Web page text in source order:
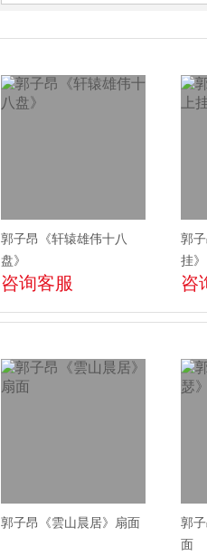
郭子昂《轩辕雄伟十八
盘》
咨询客服
郭
挂》
咨
郭子昂《雲山晨居》扇面
郭
面